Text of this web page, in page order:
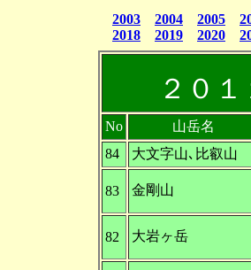
2003 2004 2005
2018
2019 2020
２０
No
山岳名
84
大文字山､比叡山
83 金剛山
82 大岩ヶ岳